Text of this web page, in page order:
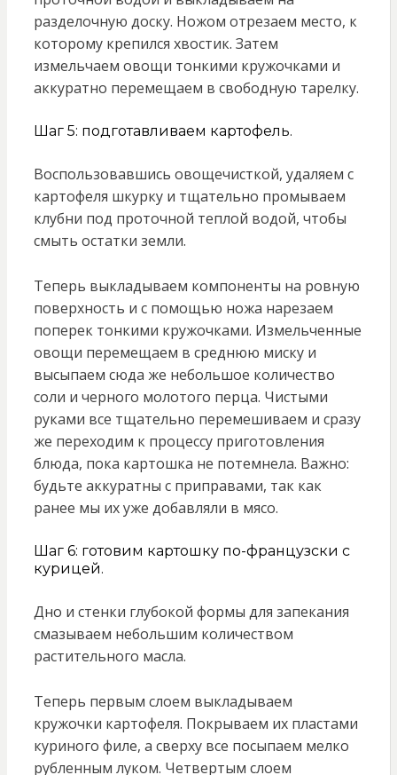
разделочную доску. Ножом отрезаем место, к
которому крепился хвостик. Затем
измельчаем овощи тонкими кружочками и
аккуратно перемещаем в свободную тарелку.
Шаг 5: подготавливаем картофель.
Воспользовавшись овощечисткой, удаляем с
картофеля шкурку и тщательно промываем
клубни под проточной теплой водой, чтобы
смыть остатки земли.
Теперь выкладываем компоненты на ровную
поверхность и с помощью ножа нарезаем
поперек тонкими кружочками. Измельченные
овощи перемещаем в среднюю миску и
высыпаем сюда же небольшое количество
соли и черного молотого перца. Чистыми
руками все тщательно перемешиваем и сразу
же переходим к процессу приготовления
блюда, пока картошка не потемнела. Важно:
будьте аккуратны с приправами, так как
ранее мы их уже добавляли в мясо.
Шаг 6: готовим картошку по-французски с
курицей.
Дно и стенки глубокой формы для запекания
смазываем небольшим количеством
растительного масла.
Теперь первым слоем выкладываем
кружочки картофеля. Покрываем их пластами
куриного филе, а сверху все посыпаем мелко
рубленным луком. Четвертым слоем